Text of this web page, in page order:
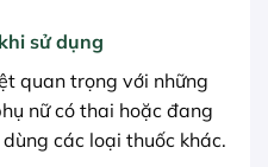
sử dụng
quan trọng với những
nữ có thai hoặc đang
các loại thuốc khác.